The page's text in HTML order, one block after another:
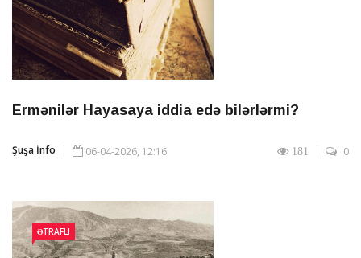
Ermənilər Hayasaya iddia edə bilərlərmi?
Şuşa İnfo 06-04-2026, 12:16 181 0
ƏTRAFLI